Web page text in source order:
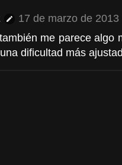
17 de marzo de
me parece algo
dificultad más